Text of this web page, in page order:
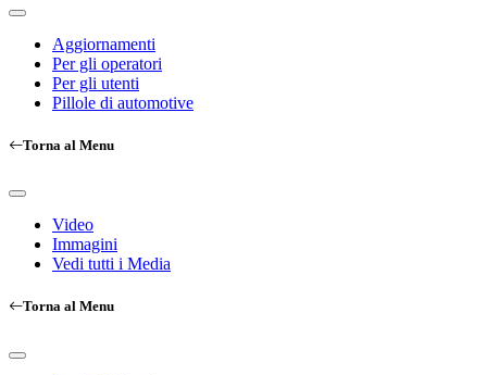
Aggiornamenti
Per gli operatori
Per gli utenti
Pillole di automotive
Torna al Menu
Video
Immagini
Vedi tutti i Media
Torna al Menu